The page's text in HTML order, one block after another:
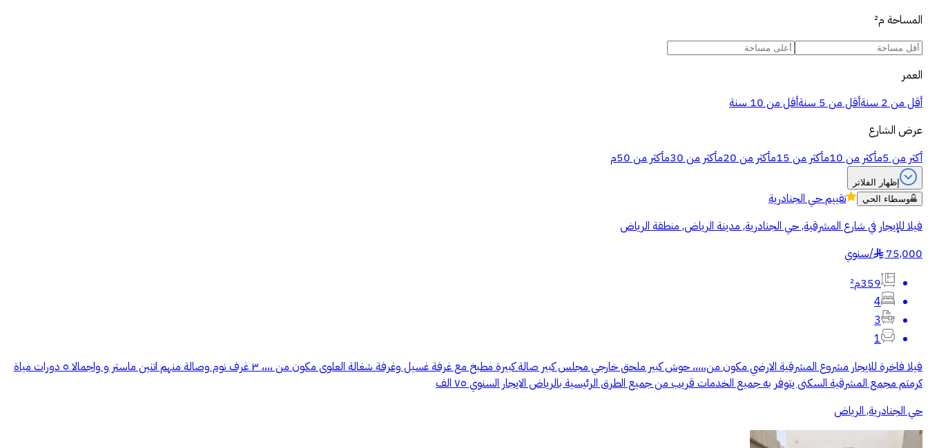
المساحة م²
العمر
أقل من 2 سنة
أقل من 5 سنة
أقل من 10 سنة
عرض الشارع
أكثر من 5م
أكثر من 10م أكثر من 15م أكثر من 20م أكثر من 30م أكثر من 50م
إظهار الفلاتر
وسطاء الحي
تقييمحي الجنادرية
فيلا للإيجار في شارع المشرقية, حي الجنادرية, مدينة الرياض, منطقة الرياض
75,000
§
/سنوي
359م²
4
3
1
فيلا فاخرة للايجار مشروع المشرقية الارضي مكون من،،،،، حوش كبير ملحق خارجي مجلس كبير صالة كبيرة مطبخ مع غرفة غسيل وغرفة شغالة العلوى مكون من ،،،، ٣ غرف نوم وصالة منهم اتنين ماستر و واجمالا ٥ دورات مياة
كرمتم مجمع المشرقية السكنى يتوفر به جميع الخدمات قريب من جميع الطرق الرئيسية بالرياض الايجار السنوي ٧٥ الف
حي الجنادرية, الرياض